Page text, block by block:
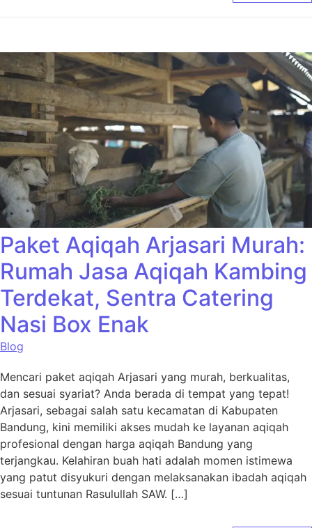
Paket Aqiqah Arjasari Murah:
Rumah Jasa Aqiqah Kambing
Terdekat, Sentra Catering
Nasi Box Enak
Blog
Mencari paket aqiqah Arjasari yang murah, berkualitas,
dan sesuai syariat? Anda berada di tempat yang tepat!
Arjasari, sebagai salah satu kecamatan di Kabupaten
Bandung, kini memiliki akses mudah ke layanan aqiqah
profesional dengan harga aqiqah Bandung yang
terjangkau. Kelahiran buah hati adalah momen istimewa
yang patut disyukuri dengan melaksanakan ibadah aqiqah
sesuai tuntunan Rasulullah SAW. […]